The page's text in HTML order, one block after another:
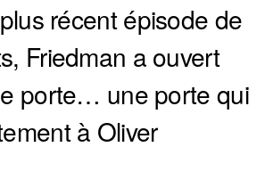
récent épisode de
Friedman a ouvert
porte… une porte qui
à Oliver